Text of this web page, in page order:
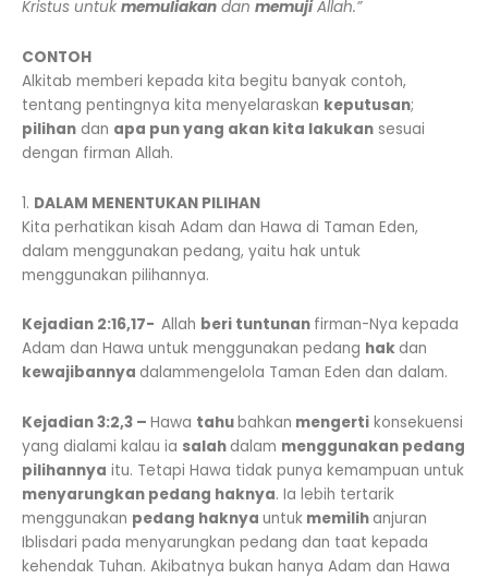
Kristus untuk memuliakan dan memujiAllah.”
CONTOH
Alkitab memberi kepada kita begitu banyak contoh,
tentang pentingnya kita menyelaraskan keputusan;
pilihan dan apa pun yang akan kita lakukan sesuai
dengan firman Allah.
1. DALAM MENENTUKAN PILIHAN
Kita perhatikan kisah Adam dan Hawa di Taman Eden,
dalam menggunakan pedang, yaitu hak untuk
menggunakan pilihannya.
Kejadian 2:16,17- Allah beri tuntunan firman-Nya kepada
Adam dan Hawa untuk menggunakan pedang hak dan
kewajibannya dalammengelola Taman Eden dan dalam.
Kejadian 3:2,3 – Hawa tahubahkan mengerti konsekuensi
yang dialami kalau ia salah dalam menggunakan pedang
pilihannya itu. Tetapi Hawa tidak punya kemampuan untuk
menyarungkan pedang haknya. Ia lebih tertarik
menggunakan pedang haknya untuk memilih anjuran
Iblisdari pada menyarungkan pedang dan taat kepada
kehendak Tuhan. Akibatnya bukan hanya Adam dan Hawa